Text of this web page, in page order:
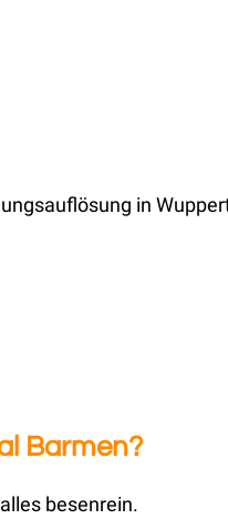
in
Barmen?
besenrein.